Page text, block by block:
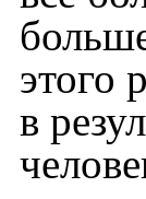
этого
в